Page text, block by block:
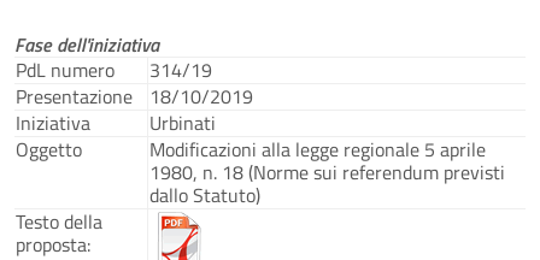
Fase dell'iniziativa
PdL numero
314/19
Presentazione
18/10/2019
Iniziativa
Urbinati
Oggetto
Modificazioni alla legge regionale 5 aprile
1980, n. 18 (Norme sui referendum previsti
dallo Statuto)
Testo della
proposta: